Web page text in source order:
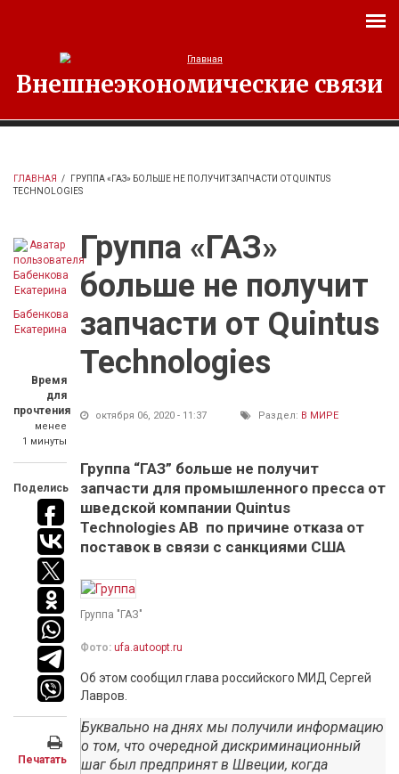
Внешнеэкономические связи
ГЛАВНАЯ /
ГРУППА «ГАЗ» БОЛЬШЕ НЕ ПОЛУЧИТ ЗАПЧАСТИ ОТ QUINTUS
TECHNOLOGIES
Бабенкова
Екатерина
Время
для
прочтения
менее
1 минуты
Поделись
Печатать
Группа «ГАЗ»
больше не получит
запчасти от Quintus
Technologies
октября 06, 2020 - 11:37 Раздел: В МИРЕ
Группа “ГАЗ” больше не получит
запчасти для промышленного пресса от
шведской компании Quintus
Technologies AB по причине отказа от
поставок в связи с санкциями США
Группа "ГАЗ"
Фото: ufa.autoopt.ru
Об этом сообщил глава российского МИД Сергей
Лавров.
Буквально на днях мы получили информацию
о том, что очередной дискриминационный
шаг был предпринят в Швеции, когда